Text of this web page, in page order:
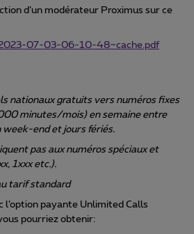
d’un modérateur Proximus sur ce
07-03-06-10-48~cache.pdf
nationaux gratuits vers numéros fixes
minutes/mois) en semaine entre
end et jours fériés.
pas aux numéros spéciaux et
1xxx etc.).
tarif standard
l’option payante Unlimited Calls
pourriez obtenir: